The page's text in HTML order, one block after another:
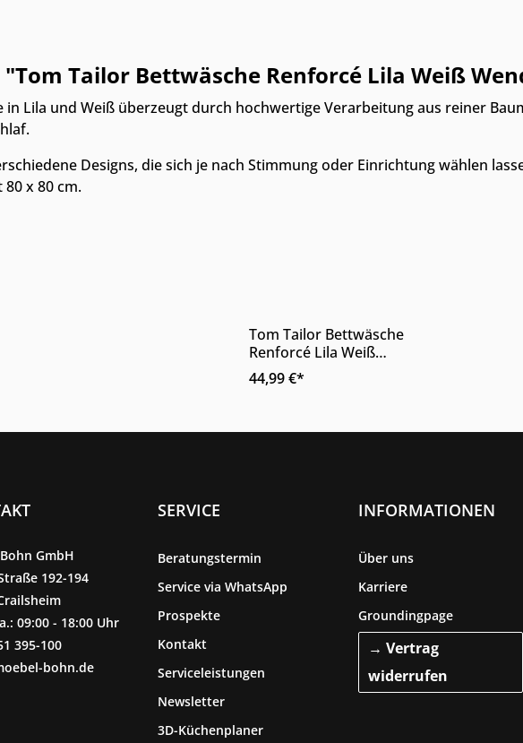
Tailor Bettwäsche Renforcé Lila Weiß
in Lila und Weiß überzeugt durch hochwertige Verarbeitung aus reiner
Designs, die sich je nach Stimmung oder Einrichtung wählen
x 80 cm.
Produkt Anzahl: Gib den
Tom Tailor Bettwäsche
Renforcé Lila Weiß
Wendemotiv 155 x 220 cm
80 x 80 cm
44,99 €*
GmbH
192-194
09:00 - 18:00 Uhr
395-100
bohn.de
SERVICE
Beratungstermin
Service via WhatsApp
Prospekte
Kontakt
Serviceleistungen
Newsletter
3D-Küchenplaner
INFORMATIONEN
Über uns
Karriere
Groundingpage
→ Vertrag
widerrufen